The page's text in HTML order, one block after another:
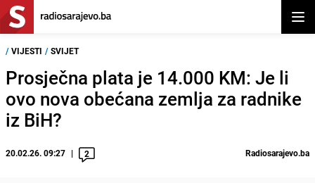
/ VIJESTI / SVIJET
Prosječna plata je 14.000 KM: Je li
ovo nova obećana zemlja za radnike
iz BiH?
20.02.26. 09:27 2 Radiosarajevo.ba